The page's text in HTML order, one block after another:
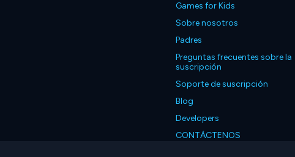
Games for Kids
Sobre nosotros
Padres
Preguntas frecuentes sobre la
suscripción
Soporte de suscripción
Blog
Developers
CONTÁCTENOS